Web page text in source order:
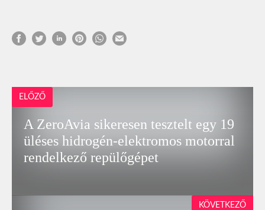
ELŐZŐ
A ZeroAvia sikeresen tesztelt egy 19
üléses hidrogén-elektromos motorral
rendelkező repülőgépet
KÖVETKEZŐ